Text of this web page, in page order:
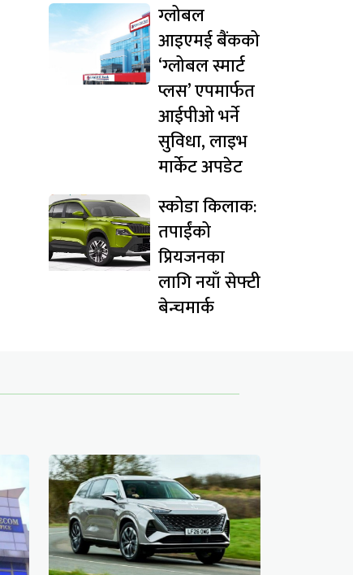
ग्लोबल
आइएमई बैंकको
‘ग्लोबल स्मार्ट
प्लस’ एपमार्फत
आईपीओ भर्ने
सुविधा, लाइभ
मार्केट अपडेट
स्कोडा किलाक:
तपाईंको
प्रियजनका
लागि नयाँ सेफ्टी
बेन्चमार्क